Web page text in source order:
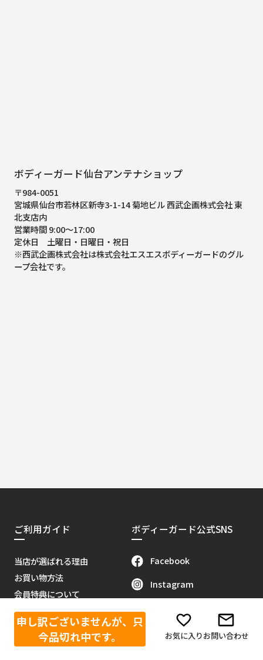
申し訳ございませんが、只
今品切れ中です。
お気に入りお問い合わせ
ボディーガード仙台アンテナショップ
〒984-0051
宮城県仙台市若林区新寺3-1-14 菊地ビル 西武企画株式会社 東
北支店内
営業時間 9:00～17:00
定休日 土曜日・日曜日・祝日
※西武企画株式会社は株式会社エスエスボディーガードのグル
ープ会社です。
ご利用ガイド
当店が選ばれる理由
お買い物方法
会員特典について
販売代理店募集
当サイトについて
お問い合わせ
ボディーガード公式SNS
Facebook
Instagram
Youtube